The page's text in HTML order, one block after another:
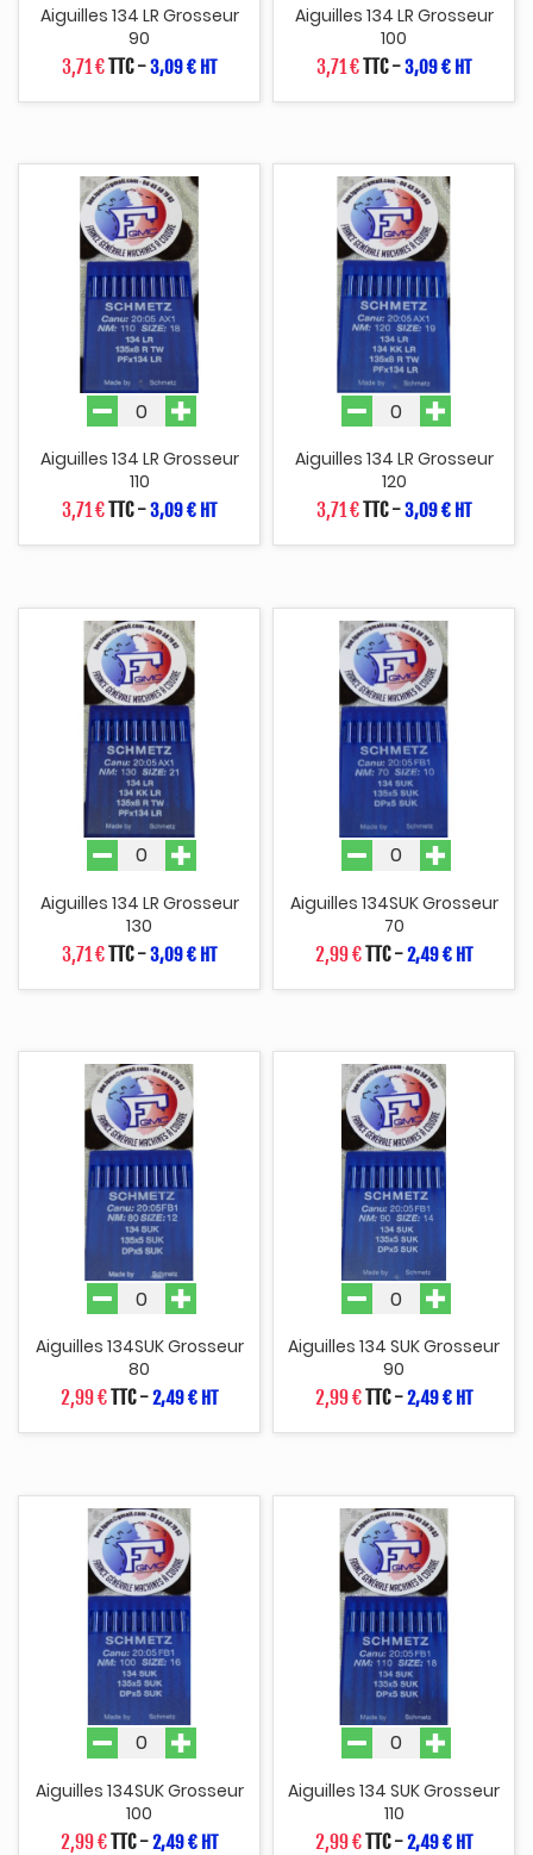
Aiguilles 134 LR Grosseur
90
3,71 €TTC-3,09 € HT
Aiguilles 134 LR Grosseur
100
3,71 €TTC-3,09 € HT
Aiguilles 134 LR Grosseur
110
3,71 €TTC-3,09 € HT
Aiguilles 134 LR Grosseur
120
3,71 €TTC-3,09 € HT
Aiguilles 134 LR Grosseur
130
3,71 €TTC-3,09 € HT
Aiguilles 134SUK Grosseur
70
2,99 €TTC-2,49 € HT
Aiguilles 134SUK Grosseur
80
2,99 €TTC-2,49 € HT
Aiguilles 134 SUK Grosseur
90
2,99 €TTC-2,49 € HT
Aiguilles 134SUK Grosseur
100
2,99 €TTC-2,49 € HT
Aiguilles 134 SUK Grosseur
110
2,99 €TTC-2,49 € HT